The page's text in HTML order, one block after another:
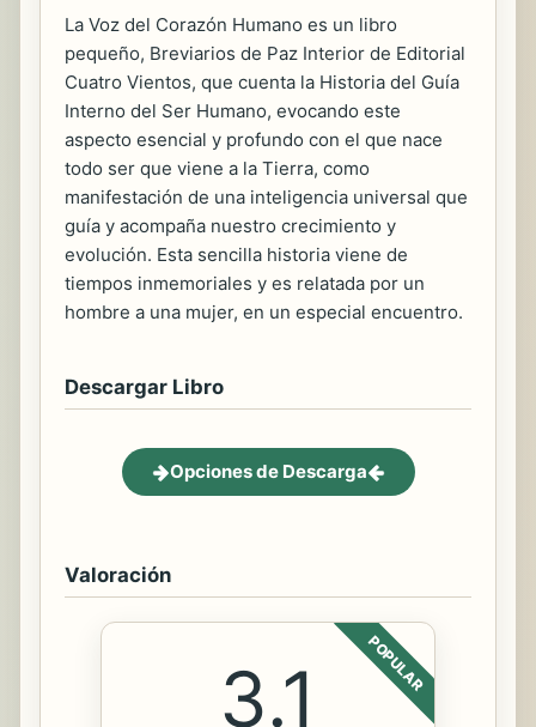
La Voz del Corazón Humano es un libro
pequeño, Breviarios de Paz Interior de Editorial
Cuatro Vientos, que cuenta la Historia del Guía
Interno del Ser Humano, evocando este
aspecto esencial y profundo con el que nace
todo ser que viene a la Tierra, como
manifestación de una inteligencia universal que
guía y acompaña nuestro crecimiento y
evolución. Esta sencilla historia viene de
tiempos inmemoriales y es relatada por un
hombre a una mujer, en un especial encuentro.
Descargar Libro
Opciones de Descarga
Valoración
POPULAR
3.1